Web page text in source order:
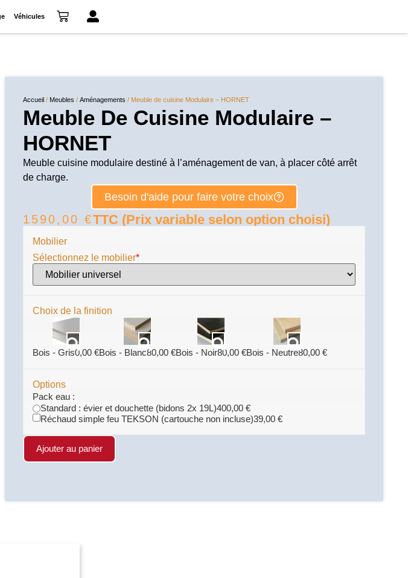
Véhicules
Accueil / Meubles /Aménagements / Meuble de cuisine Modulaire – HORNET
Meuble De Cuisine Modulaire –
HORNET
Meuble cuisine modulaire destiné à l’aménagement de van, à placer côté arrêt
de charge.
Besoin d'aide pour faire votre choix
1590,00€TTC (Prix variable selon option choisi)
Mobilier
*
Sélectionnez le mobilier
Choix de la finition
Bois - Gris0,00€Bois - Blanc80,00€Bois - Noir80,00€Bois - Neutre80,00€
Options
Pack eau :
Standard : évier et douchette (bidons 2x 19L)400,00€
Réchaud simple feu TEKSON (cartouche non incluse)39,00€
Ajouter au panier